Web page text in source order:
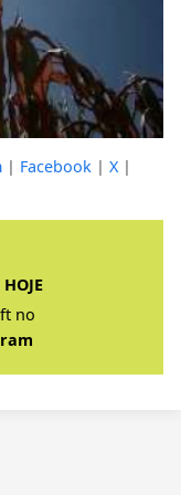
| Facebook | X|
no